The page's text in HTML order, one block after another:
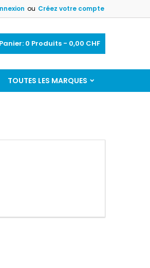
ou Créez votre compte
Panier: 0 Produits - 0,00 CHF
TOUTES LES MARQUES